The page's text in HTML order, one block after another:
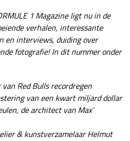
1 Magazine ligt nu in de
verhalen, interessante
en interviews, duiding over
fotografie! In dit nummer onder
Red Bulls recordregen
van een kwart miljard dollar
de architect van Max’
& kunstverzamelaar Helmut